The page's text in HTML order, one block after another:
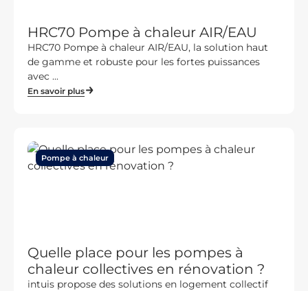
HRC70 Pompe à chaleur AIR/EAU
HRC70 Pompe à chaleur AIR/EAU, la solution haut
de gamme et robuste pour les fortes puissances
avec ...
En savoir plus
Pompe à chaleur
Quelle place pour les pompes à
chaleur collectives en rénovation ?
intuis propose des solutions en logement collectif